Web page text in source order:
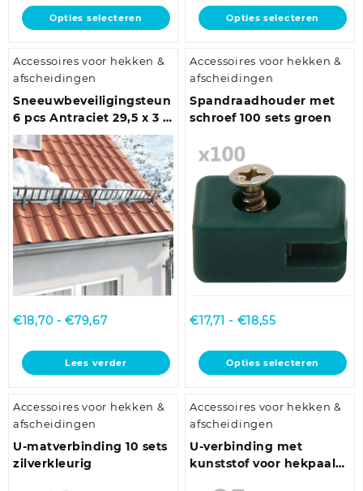
tot
€44,24
Opties selecteren
Dit
product
meerdere
variaties.
Deze
optie
kan
gekozen
worden
op
de
productpagina
tot
€44,36
Opties selecteren
Dit
product
meerdere
variaties.
Deze
optie
gekozen
op
de
productpagina
Accessoires voor hekken &
afscheidingen
Sneeuwbeveiligingsteun
6 pcs Antraciet 29,5 x 3 x
34,5 cm Staal
€18,70 - €79,67Prijsklasse:
tot
€79,67
Lees verder
Accessoires voor hekken &
afscheidingen
Spandraadhouder met
schroef 100 sets groen
€17,71 - €18,55Prijsklasse:
tot
€18,55
Opties selecteren
Dit
product
meerdere
variaties.
Deze
optie
Accessoires voor hekken &
afscheidingen
U-matverbinding 10 sets
zilverkleurig
Accessoires voor hekken &
afscheidingen
U-verbinding met
kunststof voor hekpaal